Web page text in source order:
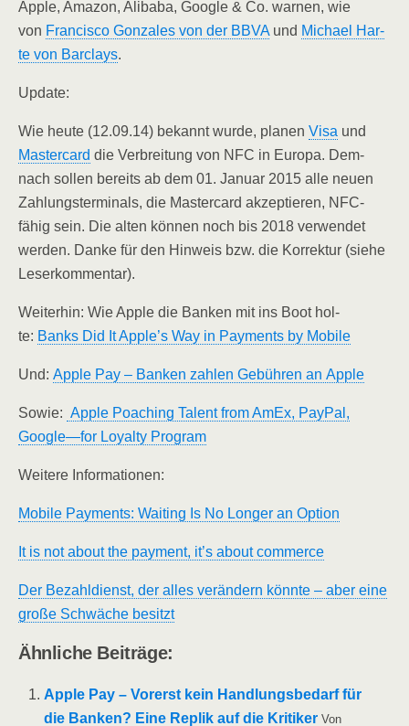
Apple, Ama­zon, Ali­baba, Goog­le & Co. war­nen, wie
von Fran­cis­co Gon­za­les von der BBVAund Micha­el Har­
te von Bar­clays.
Update:
Wie heu­te (12.09.14) bekannt wur­de, pla­nen Visa und
Mas­ter­card die Ver­brei­tung von NFC in Euro­pa. Dem­
nach sol­len bereits ab dem 01. Janu­ar 2015 alle neu­en
Zah­lungs­ter­mi­nals, die Mas­ter­card akzep­tie­ren, NFC-
fähig sein. Die alten kön­nen noch bis 2018 ver­wen­det
wer­den. Dan­ke für den Hin­weis bzw. die Kor­rek­tur (sie­he
Leserkommentar).
Wei­ter­hin: Wie Apple die Ban­ken mit ins Boot hol­
te: Banks Did It Apple’s Way in Pay­ments by Mobile
Und: Apple Pay – Ban­ken zah­len Gebüh­ren an Apple
Sowie: Apple Poa­ching Talent from AmEx, Pay­Pal,
Google—for Loyal­ty Program
Wei­te­re Informationen:
Mobi­le Pay­ments: Wai­ting Is No Lon­ger an Option
It is not about the pay­ment, it’s about commerce
Der Bezahl­dienst, der alles ver­än­dern könn­te – aber eine
gro­ße Schwä­che besitzt
Ähn­li­che Beiträge:
Apple Pay – Vor­erst kein Hand­lungs­be­darf für
die Ban­ken? Eine Replik auf die Kri­ti­ker Von